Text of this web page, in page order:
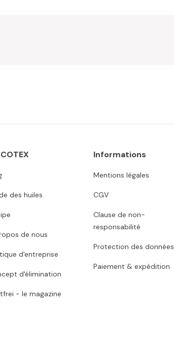
des huiles
de nous
d'entreprise
d'élimination
- le magazine
Informations
Mentions légales
CGV
Clause de non-
responsabilité
Protection des données
Paiement & expédition